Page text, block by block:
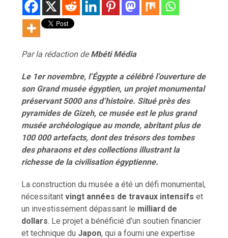
Par la rédaction deMbéti Média
Le 1er novembre, l’Égypte a célébré l’ouverture de
son Grand musée égyptien, un projet monumental
préservant 5000 ans d’histoire. Situé près des
pyramides de Gizeh, ce musée est le plus grand
musée archéologique au monde, abritant plus de
100 000 artefacts, dont des trésors des tombes
des pharaons et des collections illustrant la
richesse de la civilisation égyptienne.
La construction du musée a été un défi monumental,
nécessitantvingt années de travaux intensifs et
un investissement dépassant le milliard de
dollars. Le projet a bénéficié d’un soutien financier
et technique du Japon, qui a fourni une expertise